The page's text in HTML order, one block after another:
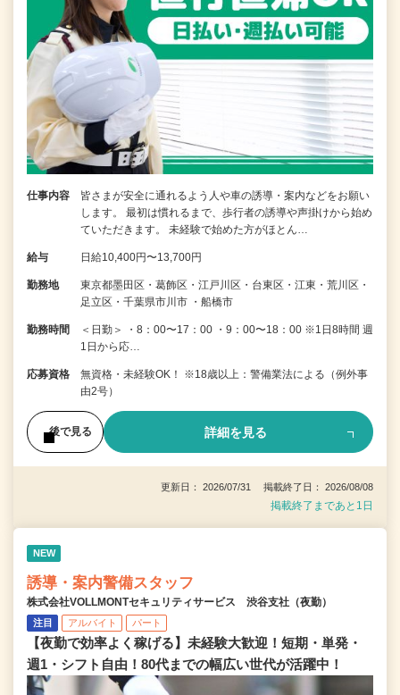
仕事内容
皆さまが安全に通れるよう人や車の誘導・案内などをお願い
します。 最初は慣れるまで、歩行者の誘導や声掛けから始め
ていただきます。 未経験で始めた方がほとん…
給与 日給10,400円〜13,700円
勤務地
東京都墨田区・葛飾区・江戸川区・台東区・江東・荒川区・
足立区・千葉県市川市 ・船橋市
勤務時間
＜日勤＞ ・8：00〜17：00 ・9：00〜18：00 ※1日8時間 週
1日から応…
応募資格
無資格・未経験OK！ ※18歳以上：警備業法による（例外事
由2号）
後で見る 詳細を見る
更新日： 2026/07/31 掲載終了日： 2026/08/08
掲載終了まであと1日
NEW
誘導・案内警備スタッフ
株式会社VOLLMONTセキュリティサービス 渋谷支社（夜勤）
注目 アルバイト パート
【夜勤で効率よく稼げる】未経験大歓迎！短期・単発・
週1・シフト自由！80代までの幅広い世代が活躍中！